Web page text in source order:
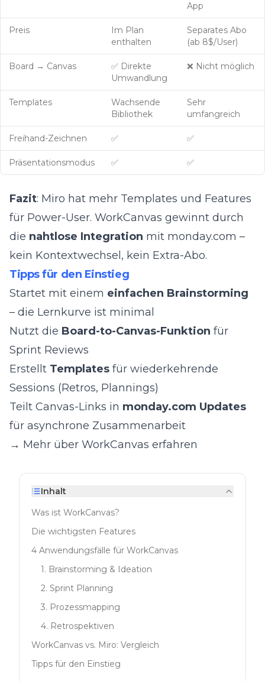
App
Preis
Im Plan
enthalten
Separates Abo
(ab 8$/User)
Board → Canvas
✅ Direkte
Umwandlung
❌ Nicht möglich
Templates
Wachsende
Bibliothek
Sehr
umfangreich
Freihand-Zeichnen ✅ ✅
Präsentationsmodus ✅ ✅
Fazit: Miro hat mehr Templates und Features
für Power-User. WorkCanvas gewinnt durch
die nahtlose Integration mit monday.com –
kein Kontextwechsel, kein Extra-Abo.
Tipps für den Einstieg
Startet mit einem einfachen Brainstorming
– die Lernkurve ist minimal
Nutzt die Board-to-Canvas-Funktion für
Sprint Reviews
Erstellt Templates für wiederkehrende
Sessions (Retros, Plannings)
Teilt Canvas-Links in monday.com Updates
für asynchrone Zusammenarbeit
→ Mehr über WorkCanvas erfahren
Inhalt
Was ist WorkCanvas?
Die wichtigsten Features
4 Anwendungsfälle für WorkCanvas
1. Brainstorming & Ideation
2. Sprint Planning
3. Prozessmapping
4. Retrospektiven
WorkCanvas vs. Miro: Vergleich
Tipps für den Einstieg